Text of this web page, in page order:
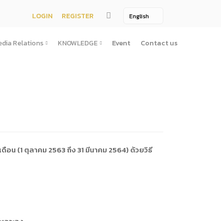
LOGIN REGISTER
ารณะ
Relations
Photo
KNOWLEDGE Event Contact us
อน (1 ตุลาคม 2563 ถึง 31 มีนาคม 2564) ด้วยวิธี